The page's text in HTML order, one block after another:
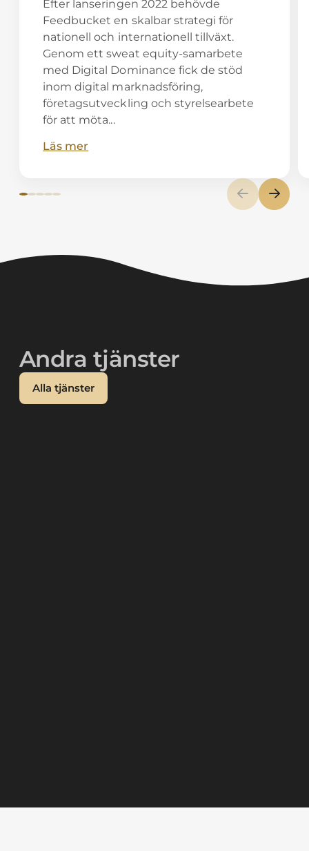
Efter lanseringen 2022 behövde
Feedbucket en skalbar strategi för
nationell och internationell tillväxt.
Genom ett sweat equity-samarbete
med Digital Dominance fick de stöd
inom digital marknadsföring,
företagsutveckling och styrelsearbete
för att möta...
Läs mer
Andra tjänster
Alla tjänster